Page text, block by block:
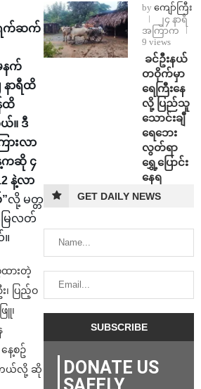
ရက်ဆက်
နက်
နာရီထိ
ထိ
။ ဒီ
ားလာ
ကဆို ၄
နဲ့လာ
လို့ မတ္တ
ြေလတ်
ထားတဲ့
၊ ပြည့်ဝ
၊
ေ့စဥ်
တယ်လို့ ဆို
by ကျော်ကြီး
၂၄ နာရီ
အကြာက
9 views
⁩ ⁨ခင်ဦးနယ်
တဝိုက်မှာ
ရေကြီးနေ
လို့ ပြည်သူ
သောင်းချီ
ရေဘေး
လွတ်ရာ
ရွှေ့ပြောင်း
နေရ
GET DAILY NEWS
DONATE US
SAFELY